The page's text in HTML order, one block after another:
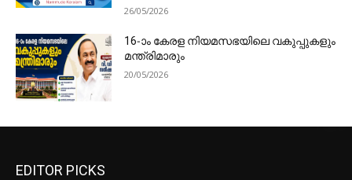
26/05/2026
16-ാം കേരള നിയമസഭയിലെ വകുപ്പുകളും
മന്ത്രിമാരും
20/05/2026
EDITOR PICKS